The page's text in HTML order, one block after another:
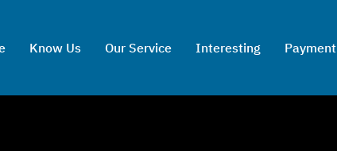
Know Us Our Service Interesting Payment